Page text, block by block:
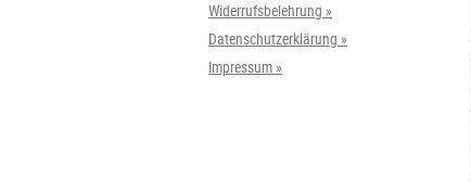
Widerrufsbelehrung »
Datenschutzerklärung »
Impressum »